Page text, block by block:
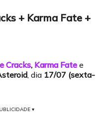
+ Karma Fate +
Cracks, Karma Fate e
, dia 17/07 (sexta-
▾